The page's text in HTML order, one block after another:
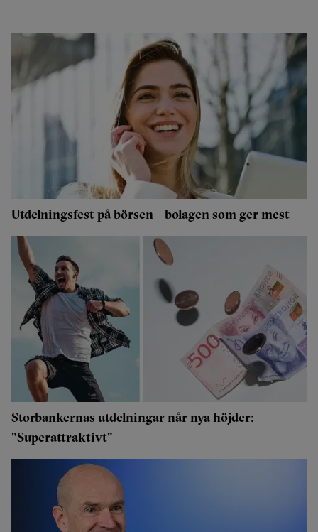
Utdelningsfest på börsen – bolagen som ger mest
Storbankernas utdelningar når nya höjder:
"Superattraktivt"